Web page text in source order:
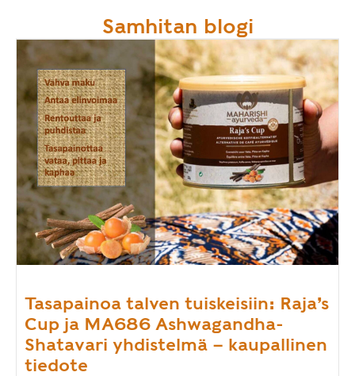
Samhitan blogi
Tasapainoa talven tuiskeisiin: Raja’s
Cup ja MA686 Ashwagandha-
Shatavari yhdistelmä – kaupallinen
tiedote